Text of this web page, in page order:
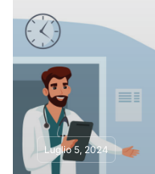
Luglio 5, 2024